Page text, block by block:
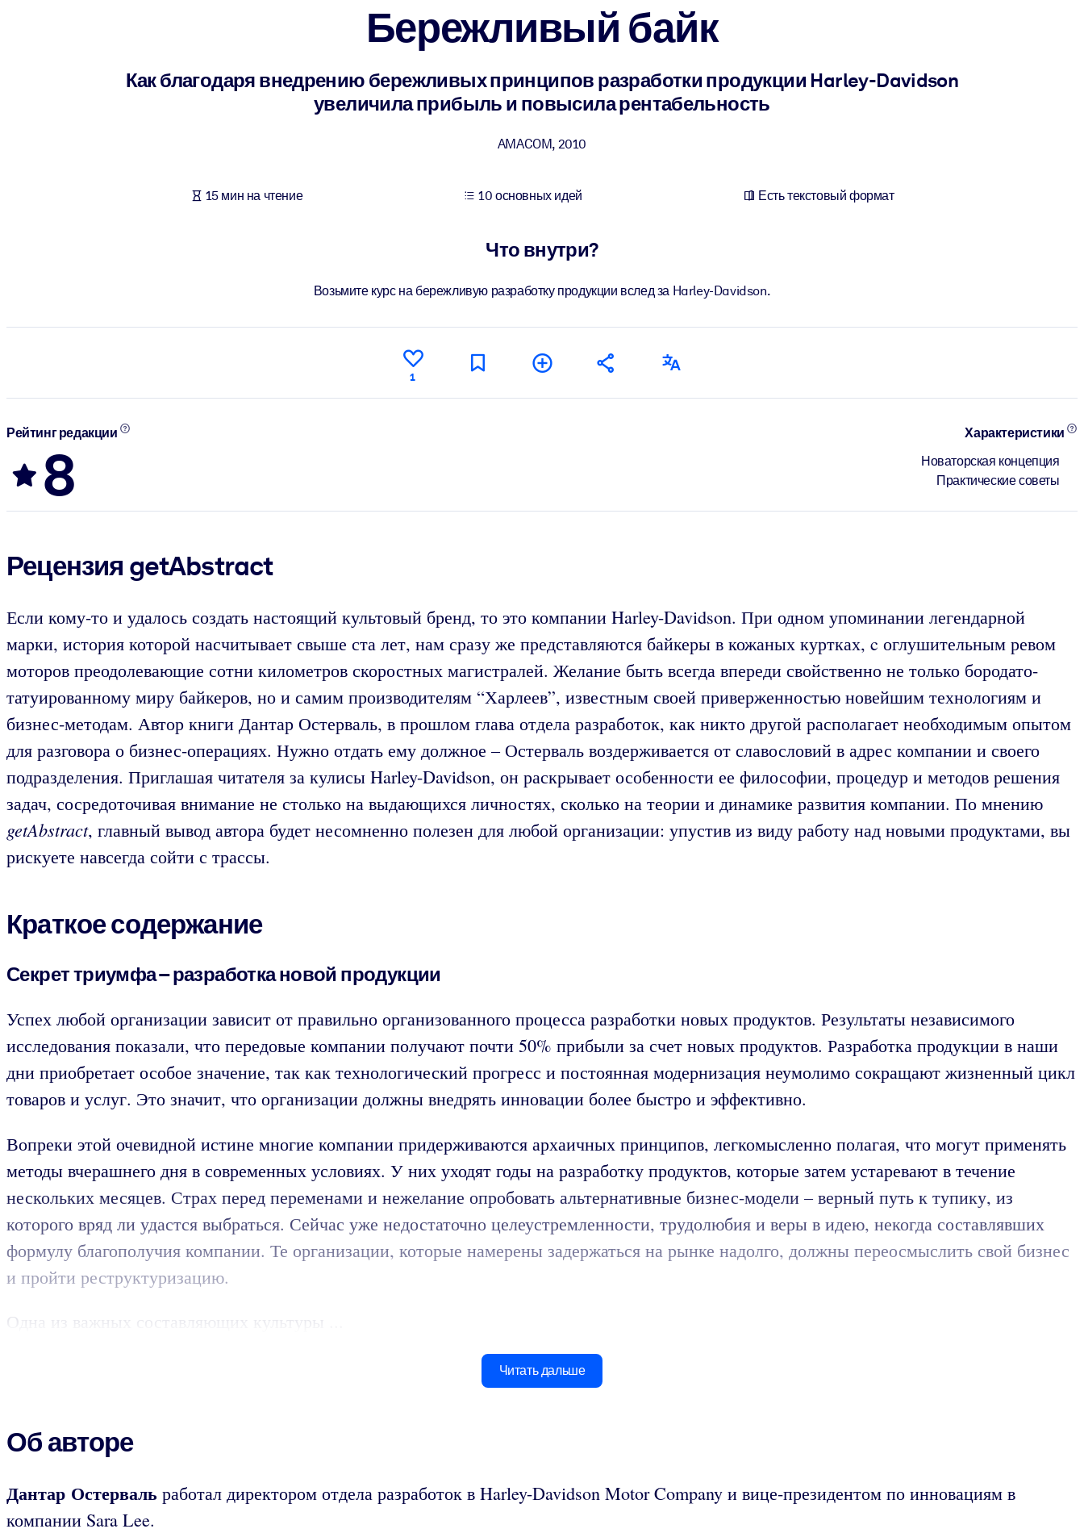
Для корпоративных библиотек
Бережливый байк
Как благодаря внедрению бережливых принципов разработки продукции Harley-Davidson
увеличила прибыль и повысила рентабельность
AMACOM, 2010
15 мин на чтение 10 основных идей Есть текстовый формат
Что внутри?
Возьмите курс на бережливую разработку продукции вслед за Harley-Davidson.
1
Рейтинг редакции
8
Характеристики
Новаторская концепция
Практические советы
Рецензия getAbstract
Если кому-то и удалось создать настоящий культовый бренд, то это компании Harley-Davidson. При одном упоминании легендарной
марки, история которой насчитывает свыше ста лет, нам сразу же представляются байкеры в кожаных куртках, c оглушительным ревом
моторов преодолевающие сотни километров скоростных магистралей. Желание быть всегда впереди свойственно не только бородато-
татуированному миру байкеров, но и самим производителям “Харлеев”, известным своей приверженностью новейшим технологиям и
бизнес-методам. Автор книги Дантар Остерваль, в прошлом глава отдела разработок, как никто другой располагает необходимым опытом
для разговора о бизнес-операциях. Нужно отдать ему должное – Остерваль воздерживается от славословий в адрес компании и своего
подразделения. Приглашая читателя за кулисы Harley-Davidson, он раскрывает особенности ее философии, процедур и методов решения
задач, сосредоточивая внимание не столько на выдающихся личностях, сколько на теории и динамике развития компании. По мнению
getAbstract, главный вывод автора будет несомненно полезен для любой организации: упустив из виду работу над новыми продуктами, вы
рискуете навсегда сойти с трассы.
Краткое содержание
Секрет триумфа – разработка новой продукции
Успех любой организации зависит от правильно организованного процесса разработки новых продуктов. Результаты независимого
исследования показали, что передовые компании получают почти 50% прибыли за счет новых продуктов. Разработка продукции в наши
дни приобретает особое значение, так как технологический прогресс и постоянная модернизация неумолимо сокращают жизненный цикл
товаров и услуг. Это значит, что организации должны внедрять инновации более быстро и эффективно.
Вопреки этой очевидной истине многие компании придерживаются архаичных принципов, легкомысленно полагая, что могут применять
методы вчерашнего дня в современных условиях. У них уходят годы на разработку продуктов, которые затем устаревают в течение
нескольких месяцев. Страх перед переменами и нежелание опробовать альтернативные бизнес-модели – верный путь к тупику, из
которого вряд ли удастся выбраться. Сейчас уже недостаточно целеустремленности, трудолюбия и веры в идею, некогда составлявших
формулу благополучия компании. Те организации, которые намерены задержаться на рынке надолго, должны переосмыслить свой бизнес
и пройти реструктуризацию.
Одна из важных составляющих культуры ...
Читать дальше
Об авторе
Дантар Остерваль работал директором отдела разработок в Harley-Davidson Motor Company и вице-президентом по инновациям в
компании Sara Lee.